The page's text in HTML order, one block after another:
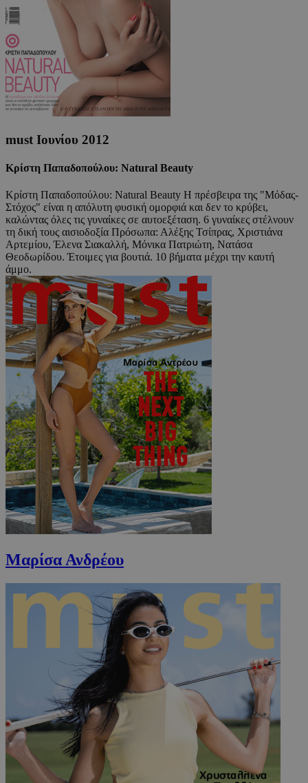
must Ιουνίου 2012
Κρίστη Παπαδοπούλου: Natural Beauty
Κρίστη Παπαδοπούλου: Natural Beauty Η πρέσβειρα της "Μόδας-
Στόχος" είναι η απόλυτη φυσική ομορφιά και δεν το κρύβει,
καλώντας όλες τις γυναίκες σε αυτοεξέταση. 6 γυναίκες στέλνουν
τη δική τους αισιοδοξία Πρόσωπα: Αλέξης Τσίπρας, Χριστιάνα
Αρτεμίου, Έλενα Σιακαλλή, Μόνικα Πατριώτη, Νατάσα
Θεοδωρίδου. Έτοιμες για βουτιά. 10 βήματα μέχρι την καυτή
άμμο.
Μαρίσα Ανδρέου